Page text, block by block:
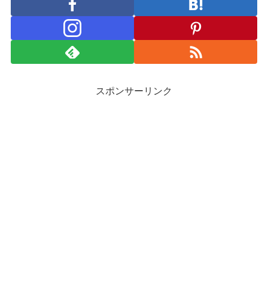
スポンサーリンク